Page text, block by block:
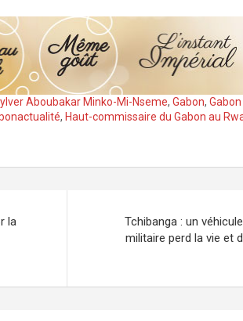
Aboubakar Minko-Mi-Nseme, Gabon,
, Haut-commissaire du Gabon au
la
Tchibanga : un
militaire perd la vie et